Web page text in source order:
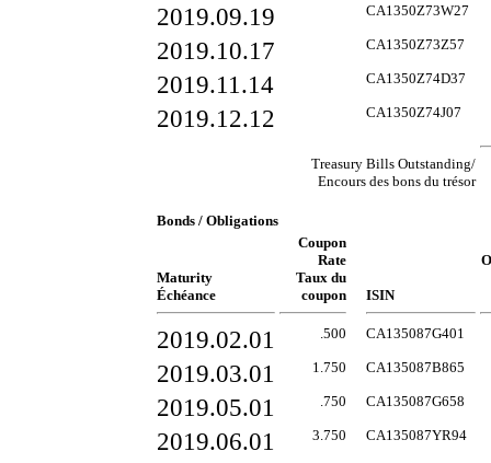
2019.09.19 CA1350Z73W27
2019.10.17 CA1350Z73Z57
2019.11.14 CA1350Z74D37
2019.12.12 CA1350Z74J07
Treasury Bills Outstanding/
Encours des bons du trésor
Bonds / Obligations
Maturity
Échéance
Coupon
Rate
Taux du
coupon
ISIN
2019.02.01 .500 CA135087G401
2019.03.01 1.750 CA135087B865
2019.05.01 .750 CA135087G658
2019.06.01 3.750 CA135087YR94